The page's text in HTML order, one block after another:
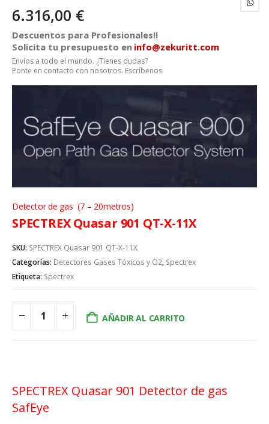
6.316,00 €
Descuentos para Profesionales!!
Solicita tu presupuesto en info@zekuritt.com
Envíos a todo el mundo. ¿Tienes dudas?
Ponte en contacto con nosotros. Escríbenos.
Detector de gas (7 – 20metros)
SPECTREX Quasar 901 QT-X-11X
SKU: SPECTREX Quasar 901 QT-X-11X
Categorías: Detectores Gases Tóxicos y O2, Spectrex
Etiqueta: Spectrex
AÑADIR AL CARRITO
SPECTREX Quasar 901 Detector de gas
SafEye